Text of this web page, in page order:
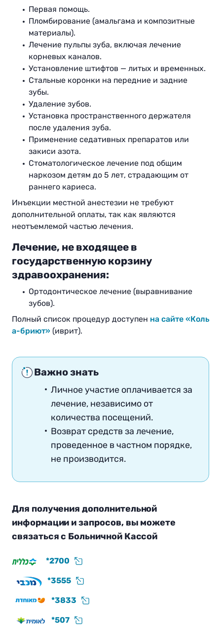
Первая помощь.
Пломбирование (амальгама и композитные
материалы).
Лечение пульпы зуба, включая лечение
корневых каналов.
Установление штифтов — литых и временных.
Стальные коронки на передние и задние
зубы.
Удаление зубов.
Установка пространственного держателя
после удаления зуба.
Применение седативных препаратов или
закиси азота.
Стоматологическое лечение под общим
наркозом детям до 5 лет, страдающим от
раннего кариеса.
Инъекции местной анестезии не требуют
дополнительной оплаты, так как являются
неотъемлемой частью лечения.
Лечение, не входящее в
государственную корзину
здравоохранения:
Ортодонтическое лечение (выравнивание
зубов).
Полный список процедур доступен на сайте «Коль
а-бриют» (иврит).
Важно знать
Личное участие оплачивается за
лечение, независимо от
количества посещений.
Возврат средств за лечение,
проведенное в частном порядке,
не производится.
Для получения дополнительной
информации и запросов, вы можете
связаться с Больничной Кассой
*2700
*3555
*3833
*507